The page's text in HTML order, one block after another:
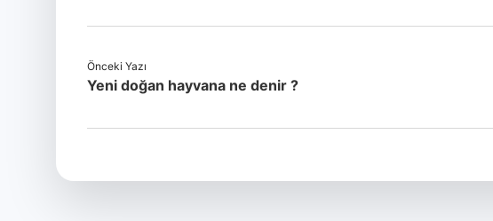
Önceki Yazı
Yeni doğan hayvana ne denir ?